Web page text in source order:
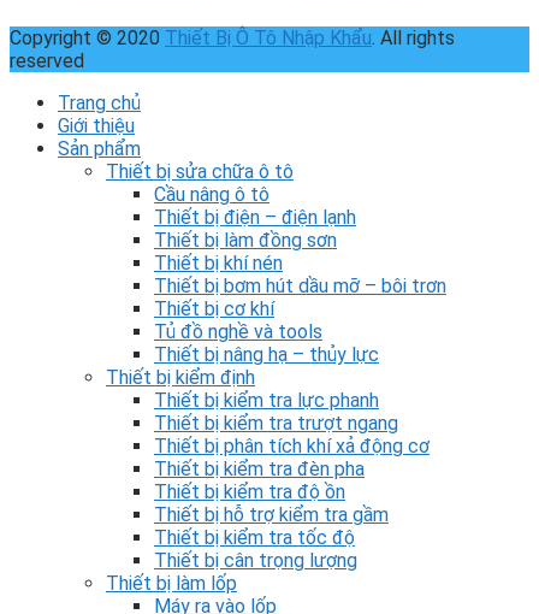
Copyright © 2020 Thiết Bị Ô Tô Nhập Khẩu. All rights
reserved
Trang chủ
Giới thiệu
Sản phẩm
Thiết bị sửa chữa ô tô
Cầu nâng ô tô
Thiết bị điện – điện lạnh
Thiết bị làm đồng sơn
Thiết bị khí nén
Thiết bị bơm hút dầu mỡ – bôi trơn
Thiết bị cơ khí
Tủ đồ nghề và tools
Thiết bị nâng hạ – thủy lực
Thiết bị kiểm định
Thiết bị kiểm tra lực phanh
Thiết bị kiểm tra trượt ngang
Thiết bị phân tích khí xả động cơ
Thiết bị kiểm tra đèn pha
Thiết bị kiểm tra độ ồn
Thiết bị hỗ trợ kiểm tra gầm
Thiết bị kiểm tra tốc độ
Thiết bị cân trọng lượng
Thiết bị làm lốp
Máy ra vào lốp